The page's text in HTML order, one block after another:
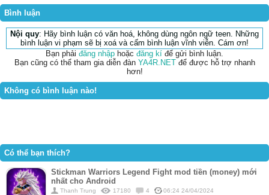
Bình luận
Nội quy: Hãy bình luận có văn hoá, không dùng ngôn ngữ teen. Những
bình luận vi phạm sẽ bị xoá và cấm bình luận vĩnh viễn. Cám ơn!
Bạn phải đăng nhập hoặc đăng kí để gửi bình luận.
Bạn cũng có thể tham gia diễn đàn YA4R.NETđể được hỗ trợ nhanh
hơn!
Không có bình luận nào!
Có thể bạn thích?
Stickman Warriors Legend Fight mod tiền (money) mới
nhất cho Android
Thanh Trung 17180 4 06:24 24/04/2024